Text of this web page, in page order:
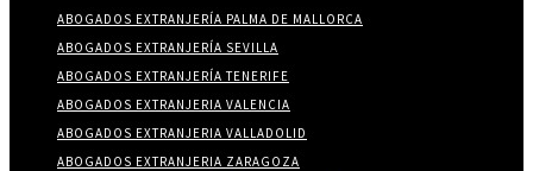
ABOGADOS EXTRANJERÍA PALMA DE MALLORCA
ABOGADOS EXTRANJERÍA SEVILLA
ABOGADOS EXTRANJERÍA TENERIFE
ABOGADOS EXTRANJERIA VALENCIA
ABOGADOS EXTRANJERIA VALLADOLID
ABOGADOS EXTRANJERIA ZARAGOZA